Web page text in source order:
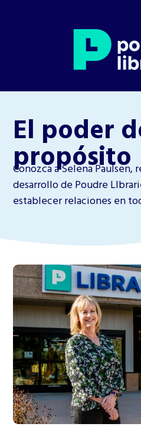
El poder
propósito
Conozca a Selena Paulsen,
desarrollo de Poudre
establecer relaciones en